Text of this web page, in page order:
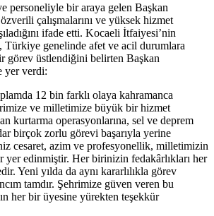
personeliyle bir araya gelen Başkan
çalışmalarını ve yüksek hizmet
ifade etti. Kocaeli İtfaiyesi’nin
Türkiye genelinde afet ve acil durumlara
görev üstlendiğini belirten Başkan
yer verdi:
12 bin farklı olaya kahramanca
ve milletimize büyük bir hizmet
kurtarma operasyonlarına, sel ve deprem
birçok zorlu görevi başarıyla yerine
cesaret, azim ve profesyonellik, milletimizin
yer edinmiştir. Her birinizin fedakârlıkları her
Yeni yılda da aynı kararlılıkla görev
tamdır. Şehrimize güven veren bu
her bir üyesine yürekten teşekkür